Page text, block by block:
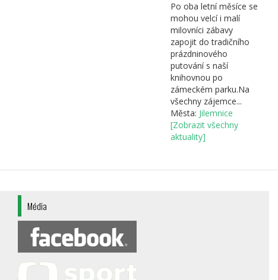
Po oba letní měsíce se
mohou velcí i malí
milovníci zábavy
zapojit do tradičního
prázdninového
putování s naší
knihovnou po
zámeckém parku.Na
všechny zájemce...
Města: Jilemnice
[Zobrazit všechny
aktuality]
Média